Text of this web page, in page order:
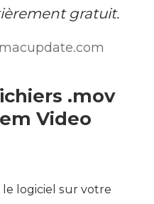
gratuit.
.mov
Video
logiciel sur votre